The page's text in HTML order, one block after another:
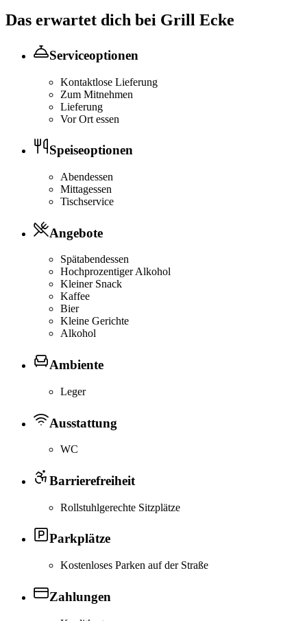
Das erwartet dich bei Grill Ecke
Serviceoptionen
Kontaktlose Lieferung
Zum Mitnehmen
Lieferung
Vor Ort essen
Speiseoptionen
Abendessen
Mittagessen
Tischservice
Angebote
Spätabendessen
Hochprozentiger Alkohol
Kleiner Snack
Kaffee
Bier
Kleine Gerichte
Alkohol
Ambiente
Leger
Ausstattung
WC
Barrierefreiheit
Rollstuhlgerechte Sitzplätze
Parkplätze
Kostenloses Parken auf der Straße
Zahlungen